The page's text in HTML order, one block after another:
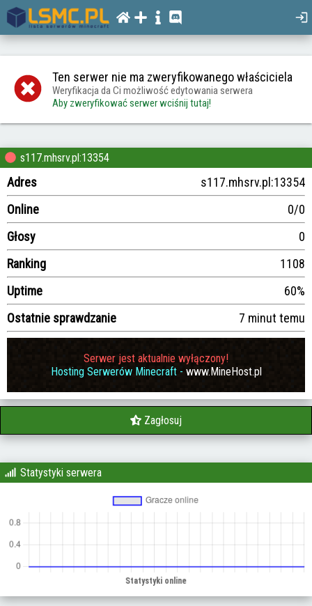
Ten serwer nie ma zweryfikowanego właściciela
Weryfikacja da Ci możliwość edytowania serwera
Aby zweryfikować serwer wciśnij tutaj!
s117.mhsrv.pl:13354
Adres
s117.mhsrv.pl:13354
Online
0/0
Głosy
0
Ranking
1108
Uptime
60%
Ostatnie sprawdzanie
7 minut temu
Serwer jest aktualnie wyłączony!
Hosting Serwerów Minecraft - www.MineHost.pl
Zagłosuj
Statystyki serwera